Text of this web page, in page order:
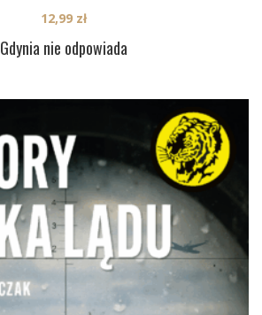
Gdynia nie odpowiada
12,99 zł